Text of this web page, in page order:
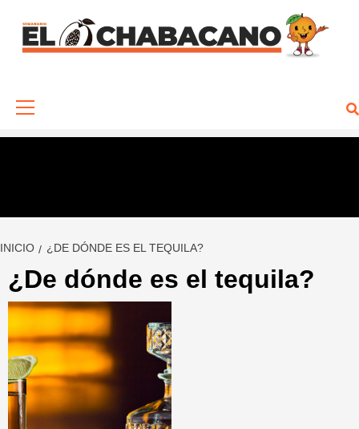
contenido
INICIO ¿DE DÓNDE ES EL TEQUILA?
¿De dónde es el tequila?